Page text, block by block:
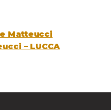
Matteucci
– LUCCA